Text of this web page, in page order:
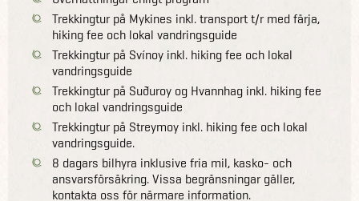
Trekkingtur på Mykines inkl. transport t/r med färja,
hiking fee och lokal vandringsguide
Trekkingtur på Svínoy inkl. hiking fee och lokal
vandringsguide
Trekkingtur på Suðuroy og Hvannhag inkl. hiking fee
och lokal vandringsguide
Trekkingtur på Streymoy inkl. hiking fee och lokal
vandringsguide.
8 dagars bilhyra inklusive fria mil, kasko- och
ansvarsförsäkring. Vissa begränsningar gäller,
kontakta oss för närmare information.